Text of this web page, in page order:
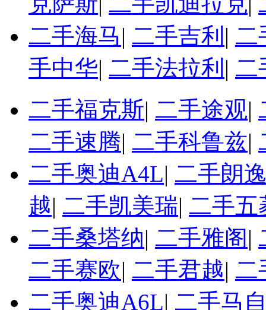
二手海马| 二手吉利 | 二
手中华| 二手法拉利 | 二
二手福克斯| 二手途观|
二手速腾| 二手科鲁兹|
二手奥迪A4L| 二手朗
越| 二手凯美瑞| 二手五
二手桑塔纳| 二手雅阁|
二手赛欧| 二手君越| 二
二手奥迪A6L| 二手马